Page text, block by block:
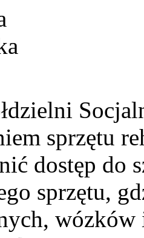
sprzętu
dostęp do
sprzętu,